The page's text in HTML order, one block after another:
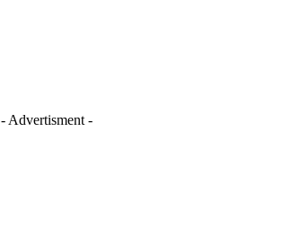
- Advertisment -